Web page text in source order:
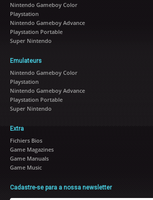
Nintendo Gameboy Color
Playstation
Nintendo Gameboy Advance
Playstation Portable
Super Nintendo
Emulateurs
Nintendo Gameboy Color
Playstation
Nintendo Gameboy Advance
Playstation Portable
Super Nintendo
Extra
Fichiers Bios
Game Magazines
Game Manuals
Game Music
Cadastre-se para a nossa newsletter